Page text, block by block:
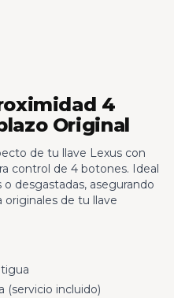
4
Original
de tu llave Lexus con
control de 4 botones. Ideal
o desgastadas, asegurando
de tu llave
(servicio incluido)